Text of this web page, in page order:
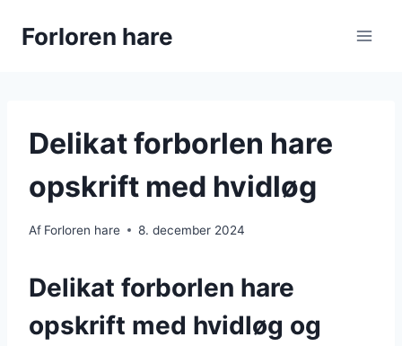
Forloren hare
Delikat forborlen hare
opskrift med hvidløg
Af Forloren hare 8. december 2024
Delikat forborlen hare
opskrift med hvidløg og